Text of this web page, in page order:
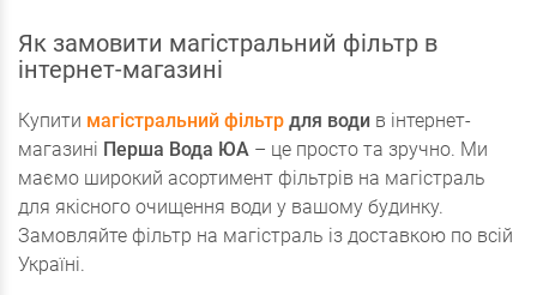
Як замовити магістральний фільтр в
інтернет-магазині
Купити магістральний фільтр для води в інтернет-
магазині Перша Вода ЮА – це просто та зручно. Ми
маємо широкий асортимент фільтрів на магістраль
для якісного очищення води у вашому будинку.
Замовляйте фільтр на магістраль із доставкою по всій
Україні.